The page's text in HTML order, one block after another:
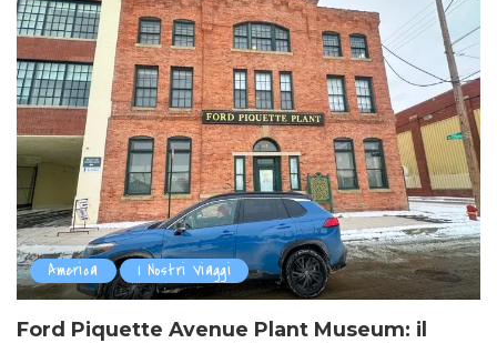
America I Nostri Viaggi
Ford Piquette Avenue Plant Museum: il